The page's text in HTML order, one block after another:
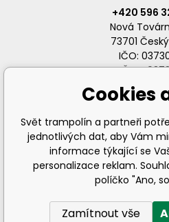
+420 596
Nová
73701
IČO:
DIČ:
info@svet-
Cookies
Svět trampolín a partneři
jednotlivých dat, aby Vám
informace týkající se
personalizace reklam.
políčko "Ano,
Zamítnout vše